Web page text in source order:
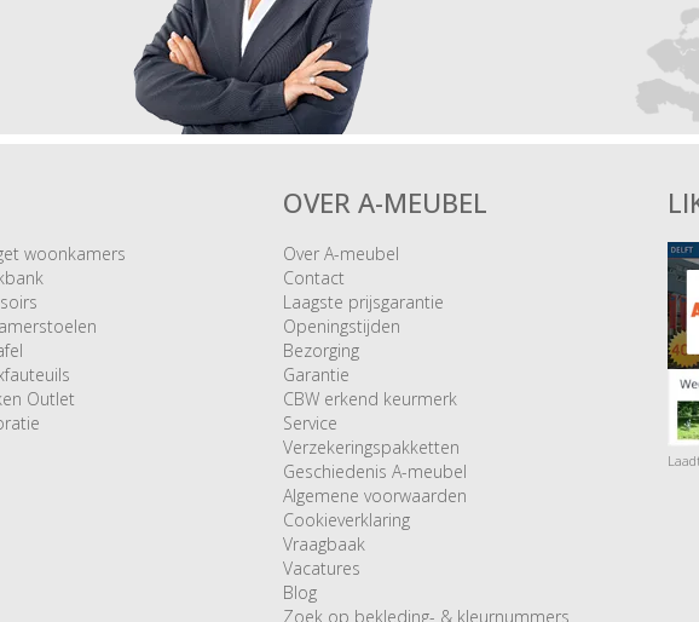
woonkamers
Outlet
OVER A-MEUBEL
Over A-meubel
Contact
Laagste prijsgarantie
Openingstijden
Bezorging
Garantie
CBW erkend keurmerk
Service
Verzekeringspakketten
Geschiedenis A-meubel
Algemene voorwaarden
Cookieverklaring
Vraagbaak
Vacatures
Blog
Zoek op bekleding- & kleurnummers